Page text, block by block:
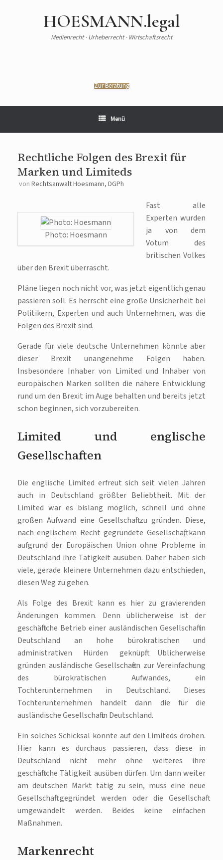
HOESMANN.legal
Medienrecht · Urheberrecht · Wirtschaftsrecht
Zur Beratung
Menü
Rechtliche Folgen des Brexit für
Marken und Limiteds
von Rechtsanwalt Hoesmann, DGPh
Photo: Hoesmann
Fast alle
Experten wurden
ja von dem
Votum des
britischen Volkes
über den Brexit überrascht.
Pläne liegen noch nicht vor, was jetzt eigentlich genau
passieren soll. Es herrscht eine große Unsicherheit bei
Politikern, Experten und auch Unternehmen, was die
Folgen des Brexit sind.
Gerade für viele deutsche Unternehmen könnte aber
dieser Brexit unangenehme Folgen haben.
Insbesondere Inhaber von Limited und Inhaber von
europäischen Marken sollten die nähere Entwicklung
rund um den Brexit im Auge behalten und bereits jetzt
schon beginnen, sich vorzubereiten.
Limited und englische
Gesellschaften
Die englische Limited erfreut sich seit vielen Jahren
auch in Deutschland größter Beliebtheit. Mit der
Limited war es bislang möglich, schnell und ohne
großen Aufwand eine Gesellschaft zu gründen. Diese,
nach englischem Recht gegründete Gesellschaft, kann
aufgrund der Europäischen Union ohne Probleme in
Deutschland ihre Tätigkeit ausüben. Daher haben sich
viele, gerade kleinere Unternehmen dazu entschieden,
diesen Weg zu gehen.
Als Folge des Brexit kann es hier zu gravierenden
Änderungen kommen. Denn üblicherweise ist der
geschäftliche Betrieb einer ausländischen Gesellschaft in
Deutschland an hohe bürokratischen und
administrativen Hürden geknüpft. Üblicherweise
gründen ausländische Gesellschaften zur Vereinfachung
des bürokratischen Aufwandes, ein
Tochterunternehmen in Deutschland. Dieses
Tochterunternehmen handelt dann die für die
ausländische Gesellschaft in Deutschland.
Ein solches Schicksal könnte auf den Limiteds drohen.
Hier kann es durchaus passieren, dass diese in
Deutschland nicht mehr ohne weiteres ihre
geschäftliche Tätigkeit ausüben dürfen. Um dann weiter
am deutschen Markt tätig zu sein, muss eine neue
Gesellschaft gegründet werden oder die Gesellschaft
umgewandelt werden. Beides keine einfachen
Maßnahmen.
Markenrecht